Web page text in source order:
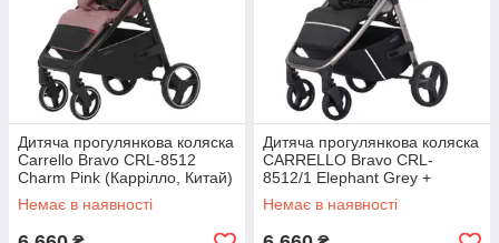
Дитяча прогулянкова коляска
Carrello Bravo CRL-8512
Charm Pink (Каррілло, Китай)
Немає в наявності
Дитяча прогулянкова коляска
CARRELLO Bravo CRL-
8512/1 Elephant Grey +
дощовик (Каррілло, Китай)
Немає в наявності